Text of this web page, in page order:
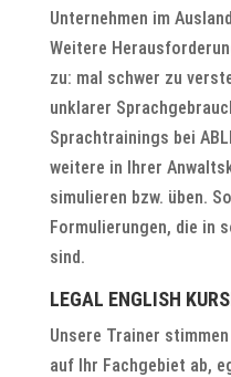
Unternehmen im
Weitere
zu: mal schwer zu
unklarer
Sprachtrainings bei
weitere in Ihrer
simulieren bzw. üben.
Formulierungen, die in
sind.
LEGAL ENGLISH
Unsere Trainer
auf Ihr Fachgebiet ab,